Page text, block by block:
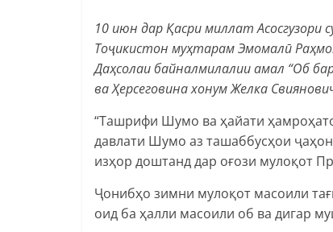
10 июн дар Қасри миллат
Тоҷикистон муҳтарам Эмомалӣ
Даҳсолаи байналмилалии амал “Об
ва Ҳерсеговина хонум Желка
“Ташрифи Шумо ва ҳайати
давлати Шумо аз ташаббусҳои
изҳор доштанд дар оғози мулоқот
Ҷонибҳо зимни мулоқот масоили
оид ба ҳалли масоили об ва дигар